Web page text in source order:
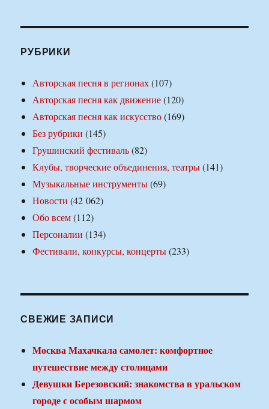
РУБРИКИ
Авторская песня в регионах(107)
Авторская песня как движение(120)
Авторская песня как искусство(169)
Без рубрики (145)
Грушинский фестиваль(82)
Клубы, творческие объединения, театры(141)
Музыкальные инструменты(69)
Новости (42 062)
Обо всем(112)
Персоналии (134)
Фестивали, конкурсы, концерты(233)
СВЕЖИЕ ЗАПИСИ
Москва Махачкала самолет: комфортное
путешествие между столицами
Девушки Березовский: знакомства в уральском
городе с особым шармом